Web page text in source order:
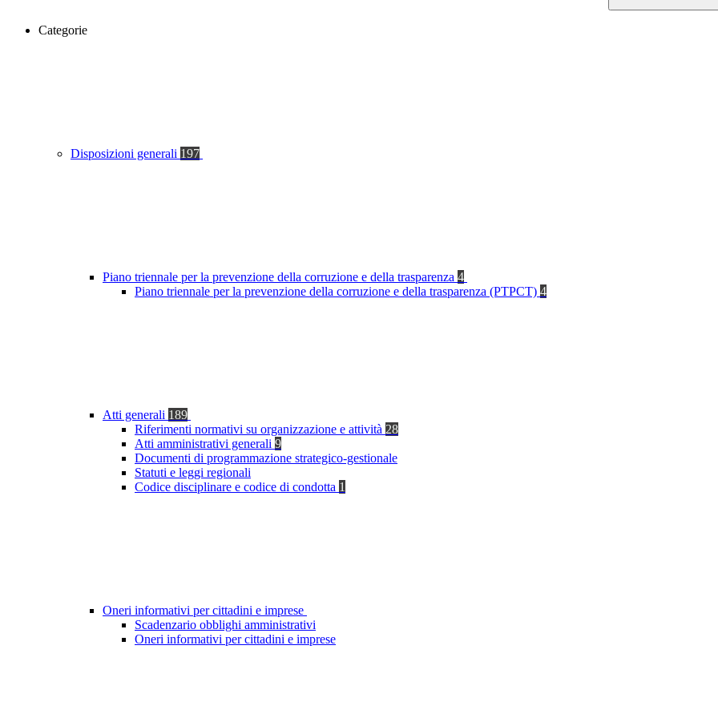
Categorie
Disposizioni generali 197
Piano triennale per la prevenzione della corruzione e della trasparenza 4
Piano triennale per la prevenzione della corruzione e della trasparenza (PTPCT) 4
Atti generali 189
Riferimenti normativi su organizzazione e attività 28
Atti amministrativi generali 9
Documenti di programmazione strategico-gestionale
Statuti e leggi regionali
Codice disciplinare e codice di condotta 1
Oneri informativi per cittadini e imprese
Scadenzario obblighi amministrativi
Oneri informativi per cittadini e imprese